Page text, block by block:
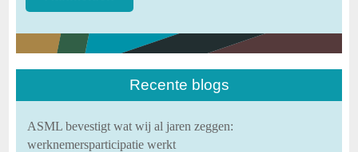
Recente blogs
ASML bevestigt wat wij al jaren zeggen:
werknemersparticipatie werkt